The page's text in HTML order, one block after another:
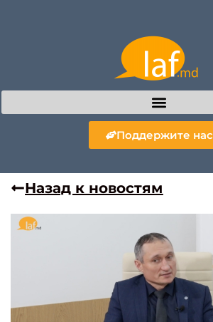
Поддержите нас
Назад к новостям